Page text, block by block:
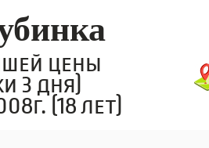
цены
3 дня)
(18 лет)